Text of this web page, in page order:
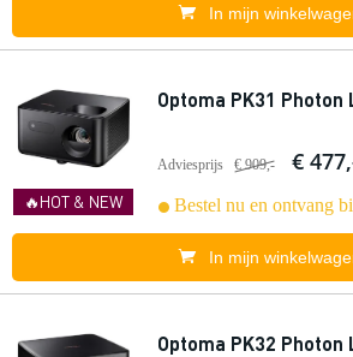
In mijn
🔥HOT & NEW
Optoma PK31 Photon
Adviesprijs € 909,- €
Bestel nu en ontvang
In mijn
Optoma PK32 Photon